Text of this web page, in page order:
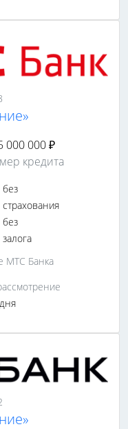
000 000 ₽
кредита
без
страхования
без
залога
МТС Банка